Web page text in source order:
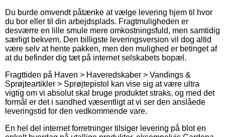
Du burde omvendt påtænke at vælge levering hjem til hvor
du bor eller til din arbejdsplads. Fragtmuligheden er
desværre en lille smule mere omkostningsfuld, men samtidig
særligt bekvem. Den billigste leveringsversion vil dog altid
være selv at hente pakken, men den mulighed er betinget af
at du befinder dig tæt på internet selskabets bopæl.
Fragttiden på Haven > Haveredskaber > Vandings &
Sprøjteartikler > Sprøjtepistol kan vise sig at være ultra
vigtig om vi absolut skal bruge produktet straks, og med det
formål er det i sandhed væsentligt at vi ser den anslåede
leveringstid for den vedkommende vare.
En hel del internet forretninger tilsiger levering på blot en